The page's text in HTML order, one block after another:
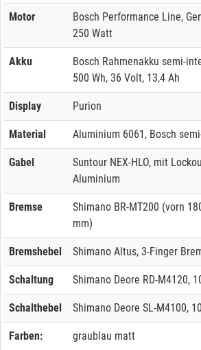
Motor
Bosch Performance Line,
250 Watt
Akku
Bosch Rahmenakku semi-
500 Wh, 36 Volt, 13,4 Ah
Display Purion
Material Aluminium 6061, Bosch
Gabel
Suntour NEX-HLO, mit
Aluminium
Bremse
Shimano BR-MT200 (vorn
mm)
Bremshebel Shimano Altus, 3-Finger
Schaltung Shimano Deore RD-M4120,
Schalthebel Shimano Deore SL-M4100,
Farben: graublau matt